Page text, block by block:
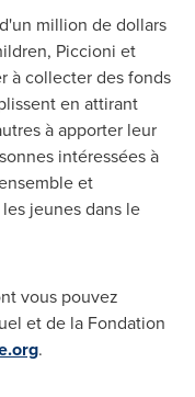
million de dollars
Piccioni et
à collecter des fonds
en attirant
à apporter leur
intéressées à
et
jeunes dans le
vous pouvez
et de la Fondation
.